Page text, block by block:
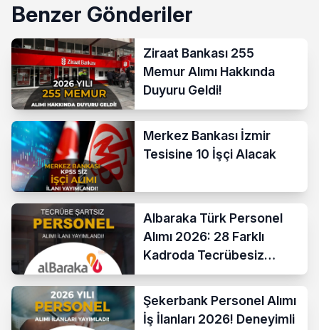
Benzer Gönderiler
Ziraat Bankası 255
Memur Alımı Hakkında
Duyuru Geldi!
Merkez Bankası İzmir
Tesisine 10 İşçi Alacak
Albaraka Türk Personel
Alımı 2026: 28 Farklı
Kadroda Tecrübesiz
Başvurular Açıldı
Şekerbank Personel Alımı
İş İlanları 2026! Deneyimli